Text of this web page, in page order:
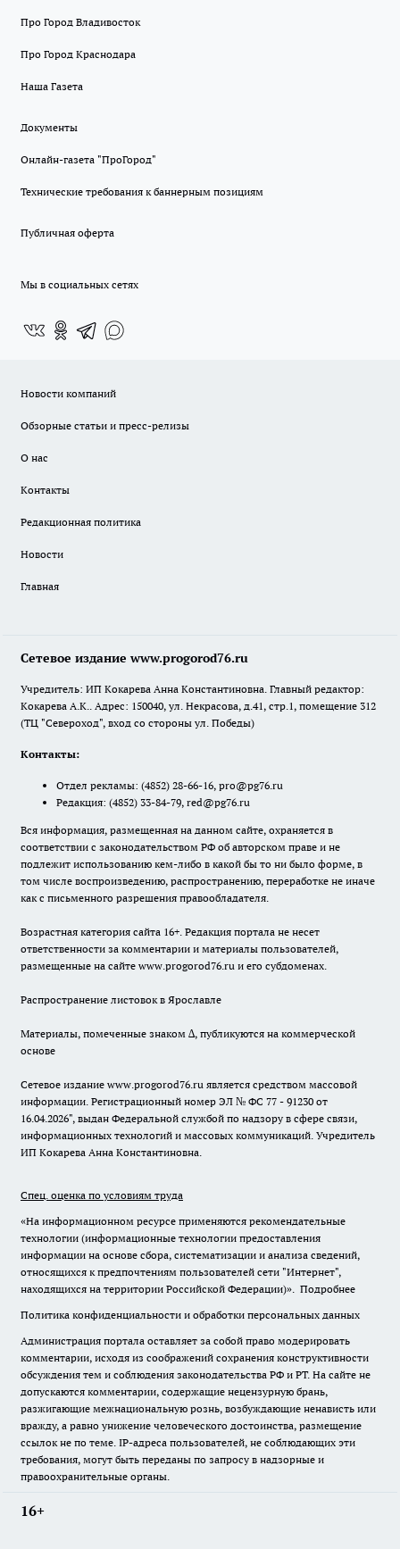
Про Город Владивосток
Про Город Краснодара
Наша Газета
Документы
Онлайн-газета "ПроГород"
Технические требования к баннерным позициям
Публичная оферта
Мы в социальных сетях
Новости компаний
Обзорные статьи и пресс-релизы
О нас
Контакты
Редакционная политика
Новости
Главная
Сетевое издание www.progorod76.ru
Учредитель: ИП Кокарева Анна Константиновна. Главный редактор:
Кокарева А.К.. Адрес: 150040, ул. Некрасова, д.41, стр.1, помещение 312
(ТЦ "Североход", вход со стороны ул. Победы)
Контакты:
Отдел рекламы: (4852) 28-66-16, pro@pg76.ru
Редакция: (4852) 33-84-79, red@pg76.ru
Вся информация, размещенная на данном сайте, охраняется в
соответствии с законодательством РФ об авторском праве и не
подлежит использованию кем-либо в какой бы то ни было форме, в
том числе воспроизведению, распространению, переработке не иначе
как с письменного разрешения правообладателя.
Возрастная категория сайта 16+. Редакция портала не несет
ответственности за комментарии и материалы пользователей,
размещенные на сайте www.progorod76.ru и его субдоменах.
Распространение листовок в Ярославле
Материалы, помеченные знаком ∆, публикуются на коммерческой
основе
Сетевое издание www.progorod76.ru является средством массовой
информации. Регистрационный номер ЭЛ № ФС 77 - 91230 от
16.04.2026", выдан Федеральной службой по надзору в сфере связи,
информационных технологий и массовых коммуникаций. Учредитель
ИП Кокарева Анна Константиновна.
Спец. оценка по условиям труда
«На информационном ресурсе применяются рекомендательные
технологии (информационные технологии предоставления
информации на основе сбора, систематизации и анализа сведений,
относящихся к предпочтениям пользователей сети "Интернет",
находящихся на территории Российской Федерации)». Подробнее
Политика конфиденциальности и обработки персональных данных
Администрация портала оставляет за собой право модерировать
комментарии, исходя из соображений сохранения конструктивности
обсуждения тем и соблюдения законодательства РФ и РТ. На сайте не
допускаются комментарии, содержащие нецензурную брань,
разжигающие межнациональную рознь, возбуждающие ненависть или
вражду, а равно унижение человеческого достоинства, размещение
ссылок не по теме. IP-адреса пользователей, не соблюдающих эти
требования, могут быть переданы по запросу в надзорные и
правоохранительные органы.
16+